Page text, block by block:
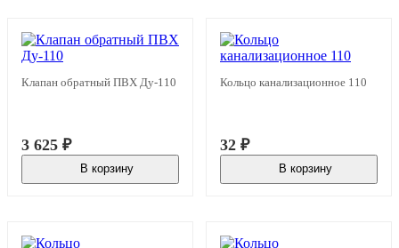
Клапан обратный ПВХ Ду-110
3 625 ₽
В корзину
Кольцо канализационное 110
32 ₽
В корзину